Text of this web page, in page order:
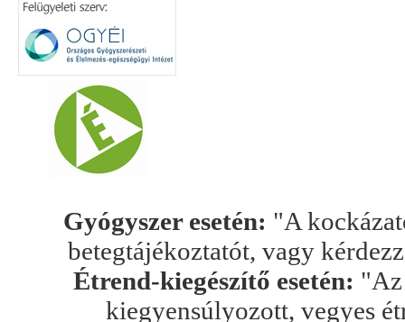
Gyógyszer esetén: "A
betegtájékoztatót, vagy
Étrend-kiegészítő esetén: "Az
kiegyensúlyozott, vegyes